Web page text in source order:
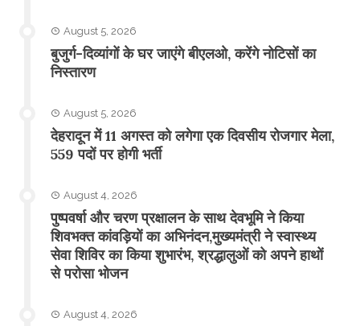
August 5, 2026
बुजुर्ग-दिव्यांगों के घर जाएंगे बीएलओ, करेंगे नोटिसों का
निस्तारण
August 5, 2026
​देहरादून में 11 अगस्त को लगेगा एक दिवसीय रोजगार मेला,
559 पदों पर होगी भर्ती
August 4, 2026
पुष्पवर्षा और चरण प्रक्षालन के साथ देवभूमि ने किया
शिवभक्त कांवड़ियों का अभिनंदन,मुख्यमंत्री ने स्वास्थ्य
सेवा शिविर का किया शुभारंभ, श्रद्धालुओं को अपने हाथों
से परोसा भोजन
August 4, 2026